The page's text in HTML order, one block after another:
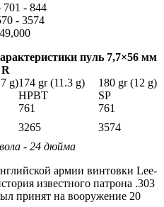
701 - 844
- 3574
пуль 7,7×56 мм
R
g)174 gr (11.3 g)
HPBT
180 gr (12 g)
SP
761
761
3265
3574
- 24 дюйма
армии винтовки Lee-
известного патрона .303
принят на вооружение 20